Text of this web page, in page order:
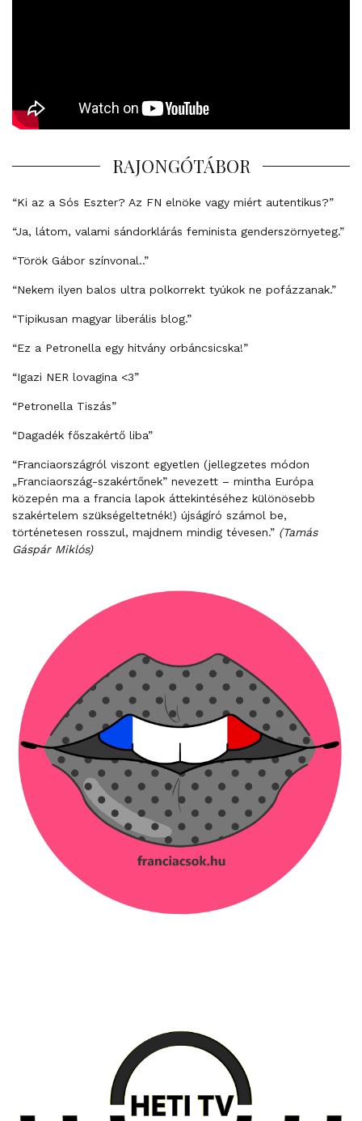
RAJONGÓTÁBOR
“Ki az a Sós Eszter? Az FN elnöke vagy miért autentikus?”
“Ja, látom, valami sándorklárás feminista genderszörnyeteg.”
“Török Gábor színvonal..”
“Nekem ilyen balos ultra polkorrekt tyúkok ne pofázzanak.”
“Tipikusan magyar liberális blog.”
“Ez a Petronella egy hitvány orbáncsicska!”
“Igazi NER lovagina <3”
“Petronella Tiszás”
“Dagadék főszakértő liba”
“Franciaországról viszont egyetlen (jellegzetes módon
„Franciaország-szakértőnek” nevezett – mintha Európa
közepén ma a francia lapok áttekintéséhez különösebb
szakértelem szükségeltetnék!) újságíró számol be,
történetesen rosszul, majdnem mindig tévesen.” (Tamás
Gáspár Miklós)